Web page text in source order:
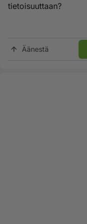
tietoisuuttaan?
Äänestä